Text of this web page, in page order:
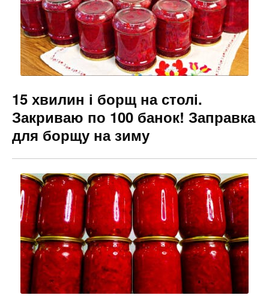
k
er
15 хвилин і борщ на столі.
Закриваю по 100 банок! Заправка
для борщу на зиму